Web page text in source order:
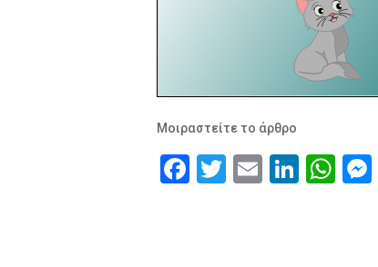
Μοιραστείτε το άρθρο
Facebook
Twitter
Email